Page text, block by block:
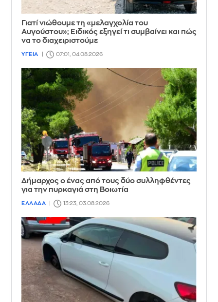
Γιατί νιώθουμε τη «μελαγχολία του
Αυγούστου»; Ειδικός εξηγεί τι συμβαίνει και πώς
να το διαχειριστούμε
ΥΓΕΙΑ 07:01, 04.08.2026
Δήμαρχος ο ένας από τους δύο συλληφθέντες
για την πυρκαγιά στη Βοιωτία
ΕΛΛΑΔΑ 13:23, 03.08.2026